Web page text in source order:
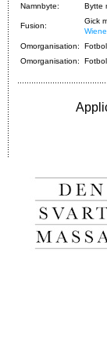
Namnbyte:
Bytte
Fusion:
Gick
Omorganisation:
Omorganisation: